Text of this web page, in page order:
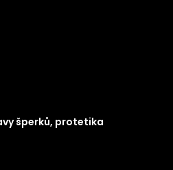
šperků, protetika